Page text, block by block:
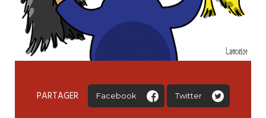
PARTAGER Facebook Twitter